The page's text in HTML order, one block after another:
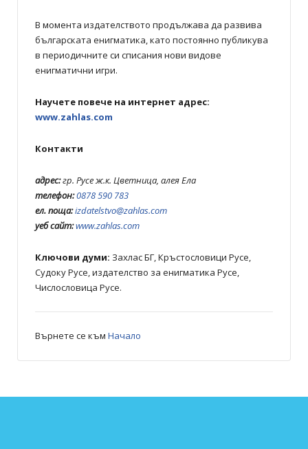
В момента издателството продължава да развива
българската енигматика, като постоянно публикува
в периодичните си списания нови видове
енигматични игри.
Научете повече на интернет адрес:
www.zahlas.com
Контакти
адрес:гр. Русе ж.к. Цветница, алея Ела
телефон:0878 590 783
ел. поща:izdatelstvo@zahlas.com
уеб сайт:www.zahlas.com
Ключови думи: Захлас БГ, Кръстословици Русе,
Судоку Русе, издателство за енигматика Русе,
Числословица Русе.
Върнете се към Начало